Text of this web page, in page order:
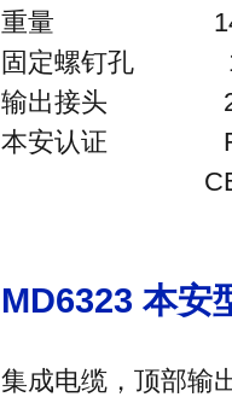
重量 145
固定螺钉孔 1/
输出接头 2 针
本安认证 FM/
CENELEC
MD6323 本安
集成电缆，顶部输